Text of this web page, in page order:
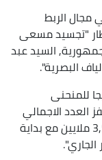
الربط
"تجسيد مسعى
السيد عبد
البصرية".
للمنحنى
الاجمالي
للأسر الموصولة بشبكة الانترنت الثابت من 3,5 ملايين مع بداية